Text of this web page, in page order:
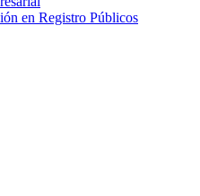
en Registro Públicos